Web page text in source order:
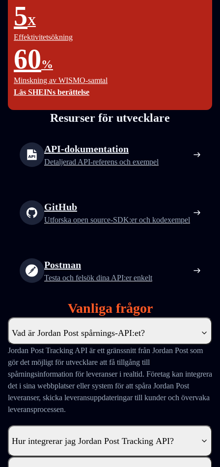
5X
Effektivitetsökning
60%
Minskning av WISMO-samtal
Läs SHEINs berättelse
Resurser för utvecklare
API-dokumentation
Detaljerad API-referens och exempel
GitHub
Utforska open source-SDK:er och kodexempel
Postman
Testa och felsök dina API:er enkelt
Vanliga frågor
Vad är Jordan Post spårnings-API:et?
Jordan Post Tracking API är ett gränssnitt från Jordan Post som
gör det möjligt för utvecklare att få tillgång till
spårningsinformation för leveranser i realtid. Företag kan integrera
det i sina webbplatser eller system för att spåra Jordan Post
leveranser, skicka leveransuppdateringar till kunder och övervaka
leveransprocessen.
Hur integrerar jag Jordan Post Tracking API?